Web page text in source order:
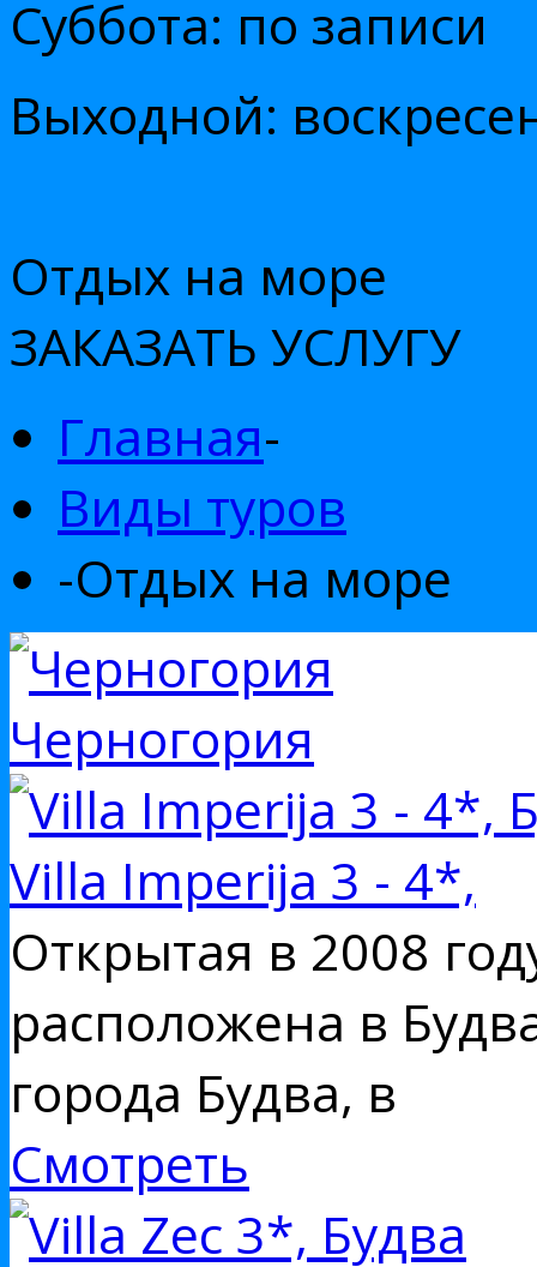
Суббота: по записи
Выходной:
Отдых на море
ЗАКАЗАТЬ УСЛУГУ
Главная-
Виды туров
-Отдых на море
Черногория
Villa Imperija 3 - 4*,
Открытая в 2008
расположена в
города Будва, в
Смотреть